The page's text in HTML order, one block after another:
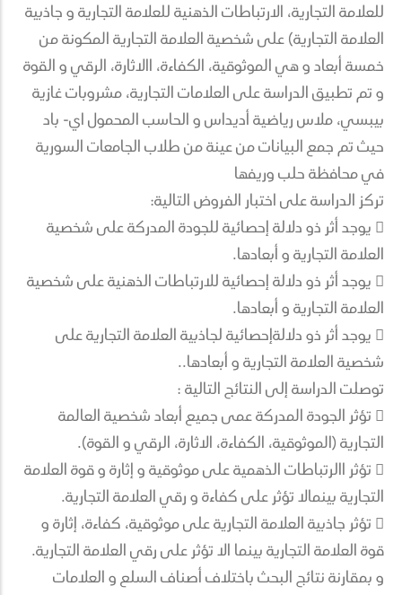
للعلامة التجارية، الارتباطات الذهنية للعلامة التجارية و جاذبية
العلامة التجارية) على شخصية العلامة التجارية المكونة من
خمسة أبعاد و هي الموثوقية، الكفاءة، االاثارة، الرقي و القوة
و تم تطبيق الدراسة على العلامات التجارية، مشروبات غازية
بيبسي، ملاس رياضية أديداس و الحاسب المحمول اي- باد
حيث تم جمع البيانات من عينة من طلاب الجامعات السورية
في محافظة حلب وريفها
تركز الدراسة على اختبار الفروض التالية:
 يوجد أثر ذو دلالة إحصائية للجودة المدركة على شخصية
العلامة التجارية و أبعادها.
 يوجد أثر ذو دلالة إحصائية للارتباطات الذهنية على شخصية
العلامة التجارية و أبعادها.
 يوجد أثر ذو دلالةإحصائية لجاذبية العلامة التجارية على
شخصية العلامة التجارية و أبعادها..
توصلت الدراسة إلى النتائج التالية :
 تؤثر الجودة المدركة عمى جميع أبعاد شخصية العالمة
التجارية (الموثوقية، الكفاءة، الاثارة، الرقي و القوة).
 تؤثر االرتباطات الذهمية على موثوقية و إثارة و قوة العلامة
التجارية بينمالا تؤثر على كفاءة و رقي العلامة التجارية.
 تؤثر جاذبية العلامة التجارية على موثوقية، كفاءة، إثارة و
قوة العلامة التجارية بينما الا تؤثر على رقي العلامة التجارية.
و بمقارنة نتائج البحث باختلاف أصناف السلع و العلامات